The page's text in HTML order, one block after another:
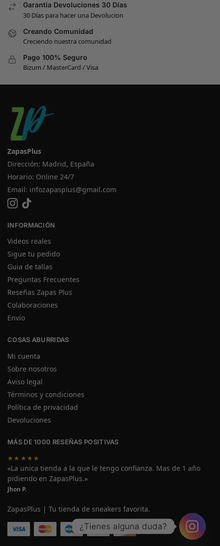
Garantia Devoluciones 30 Días
30 Días para hacer una Devolucion
Creando Comunidad
Creciendo nuestra comunidad
Pago 100% Seguro
Bizum / MasterCard / Visa
ZapasPlus
Dirección: Madrid, España
Horario: Online 24/7
Email: infozapasplus@gmail.com
INFORMACIÓN
Videos reales
Sigue tu pedido
Guia de tallas
Preguntas Frecuentes
Reseñas Zapas Plus
Colaboraciones
Envío
COSAS ABURRIDAS
Mi cuenta
Sobre nosotros
Aviso legal
Términos y condiciones
Política de privacidad
Devoluciones
MÁS DE 1000 RESEÑAS POSITIVAS
★★★★★
«La unica tienda a la que le tengo confianza. Mas de 1 año
pidiendo en ZapasPlus.»
Jhon P.
ZapasPlus | Tu tienda de sneakers favorita.
¿Tienes alguna duda?